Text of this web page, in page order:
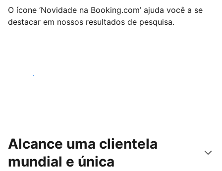
O ícone ‘Novidade na Booking.com’ ajuda você a se
destacar em nossos resultados de pesquisa.
Começar
Alcance uma clientela
mundial e única